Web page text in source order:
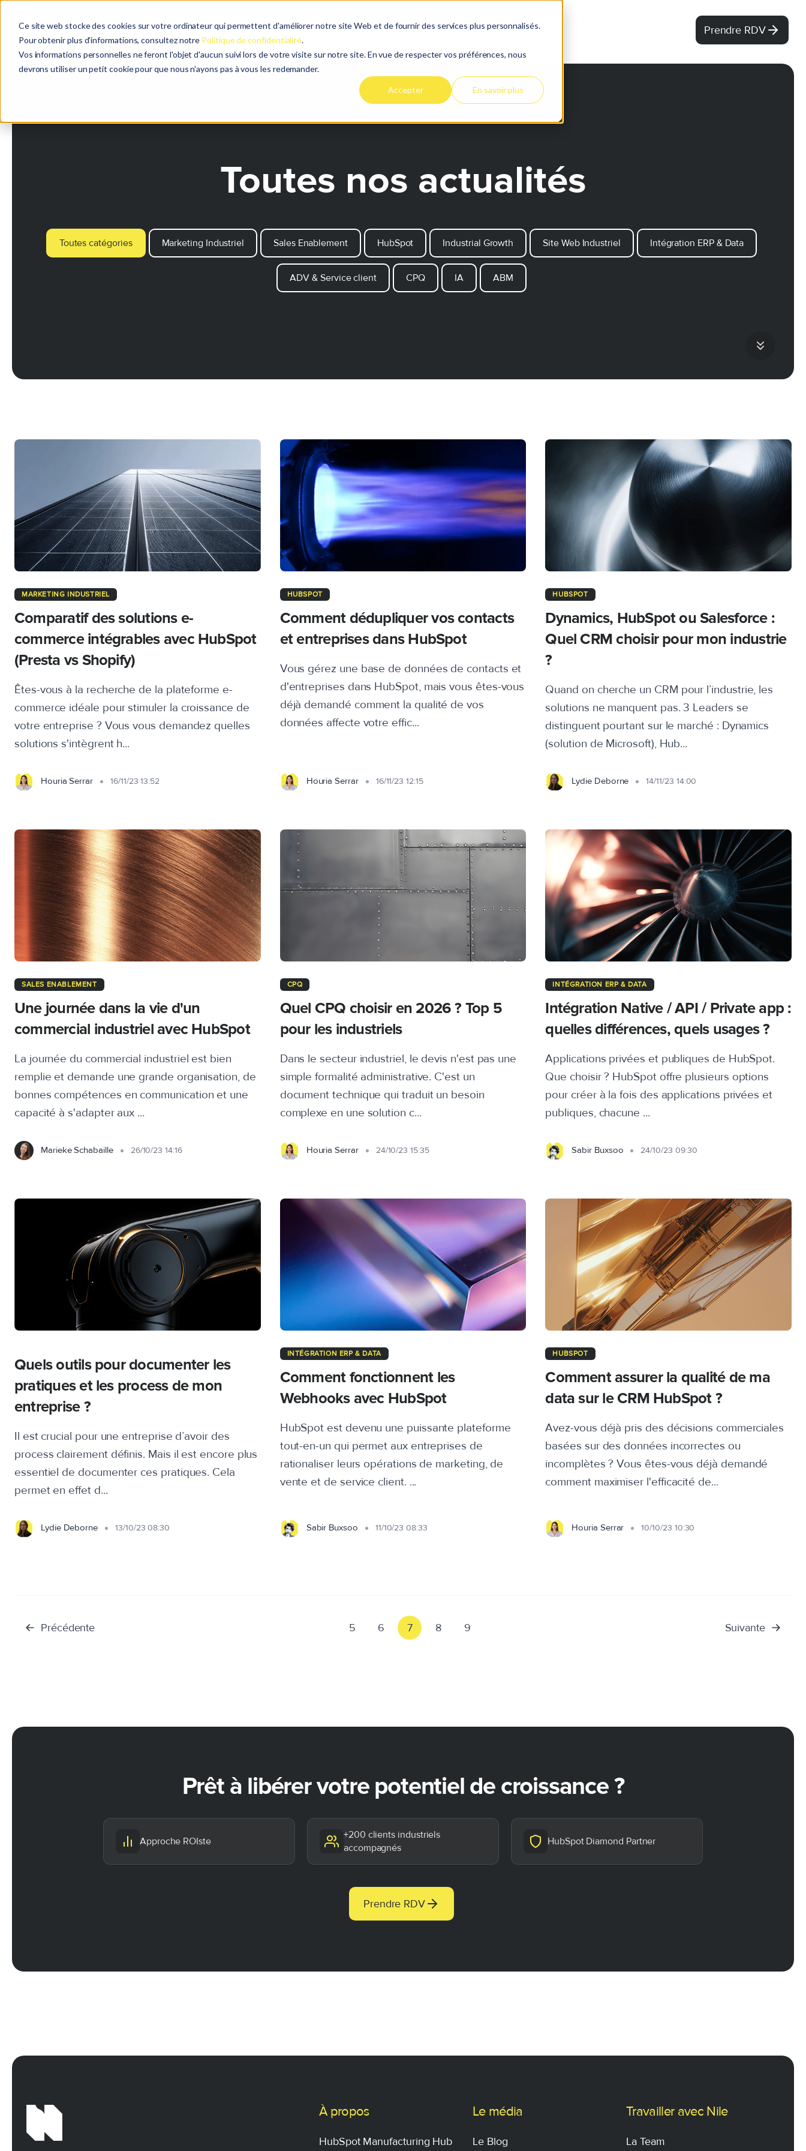
Ce site web stocke des cookies sur votre ordinateur qui permettent d'améliorer notre site Web et de fournir des services plus personnalisés.
Pour obtenir plus d'informations, consultez notre Politique de confidentialité.
Vos informations personnelles ne feront l'objet d'aucun suivi lors de votre visite sur notre site. En vue de respecter vos préférences, nous
devrons utiliser un petit cookie pour que nous n'ayons pas à vous les redemander.
Accepter En savoir plus
Nos offres À propos Cas clients Ressources Prendre RDV
Toutes nos actualités
Toutes catégories Marketing Industriel Sales Enablement HubSpot Industrial Growth Site Web Industriel Intégration ERP & Data
ADV & Service client CPQ IA ABM
MARKETING INDUSTRIEL
Comparatif des solutions e-
commerce intégrables avec HubSpot
(Presta vs Shopify)
Êtes-vous à la recherche de la plateforme e-
commerce idéale pour stimuler la croissance de
votre entreprise ? Vous vous demandez quelles
solutions s'intègrent h...
Houria Serrar 16/11/23 13:52
HUBSPOT
Comment dédupliquer vos contacts
et entreprises dans HubSpot
Vous gérez une base de données de contacts et
d'entreprises dans HubSpot, mais vous êtes-vous
déjà demandé comment la qualité de vos
données affecte votre effic...
Houria Serrar 16/11/23 12:15
HUBSPOT
Dynamics, HubSpot ou Salesforce :
Quel CRM choisir pour mon industrie
?
Quand on cherche un CRM pour l’industrie, les
solutions ne manquent pas. 3 Leaders se
distinguent pourtant sur le marché : Dynamics
(solution de Microsoft), Hub...
Lydie Deborne 14/11/23 14:00
SALES ENABLEMENT
Une journée dans la vie d'un
commercial industriel avec HubSpot
La journée du commercial industriel est bien
remplie et demande une grande organisation, de
bonnes compétences en communication et une
capacité à s'adapter aux ...
Marieke Schabaille 26/10/23 14:16
CPQ
Quel CPQ choisir en 2026 ? Top 5
pour les industriels
Dans le secteur industriel, le devis n'est pas une
simple formalité administrative. C'est un
document technique qui traduit un besoin
complexe en une solution c...
Houria Serrar 24/10/23 15:35
INTÉGRATION ERP & DATA
Intégration Native / API / Private app :
quelles différences, quels usages ?
Applications privées et publiques de HubSpot.
Que choisir ? HubSpot offre plusieurs options
pour créer à la fois des applications privées et
publiques, chacune ...
Sabir Buxsoo 24/10/23 09:30
Quels outils pour documenter les
pratiques et les process de mon
entreprise ?
Il est crucial pour une entreprise d’avoir des
process clairement définis. Mais il est encore plus
essentiel de documenter ces pratiques. Cela
permet en effet d...
Lydie Deborne 13/10/23 08:30
INTÉGRATION ERP & DATA
Comment fonctionnent les
Webhooks avec HubSpot
HubSpot est devenu une puissante plateforme
tout-en-un qui permet aux entreprises de
rationaliser leurs opérations de marketing, de
vente et de service client. ...
Sabir Buxsoo 11/10/23 08:33
HUBSPOT
Comment assurer la qualité de ma
data sur le CRM HubSpot ?
Avez-vous déjà pris des décisions commerciales
basées sur des données incorrectes ou
incomplètes ? Vous êtes-vous déjà demandé
comment maximiser l'efficacité de...
Houria Serrar 10/10/23 10:30
Précédente 5 6 7 8 9 Suivante
Prêt à libérer votre potentiel de croissance ?
Approche ROIste
+200 clients industriels
accompagnés
HubSpot Diamond Partner
Prendre RDV
À propos
HubSpot Manufacturing Hub
Le média
Le Blog
Travailler avec Nile
La Team